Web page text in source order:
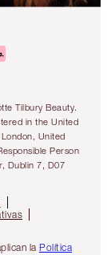
Tilbury Beauty.
in the United
United
Person
Dublin 7, D07
la Política